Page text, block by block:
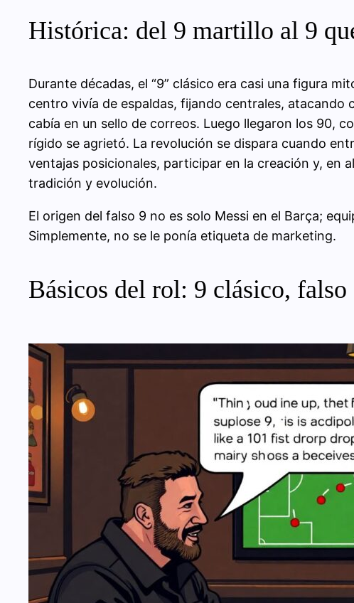
Histórica: del 9 martillo al 9
Durante décadas, el “9” clásico era casi una figura
centro vivía de espaldas, fijando centrales, atacando
cabía en un sello de correos. Luego llegaron los 90,
rígido se agrietó. La revolución se dispara cuando
ventajas posicionales, participar en la creación y, en
tradición y evolución.
El origen del falso 9 no es solo Messi en el Barça;
Simplemente, no se le ponía etiqueta de marketing.
Básicos del rol: 9 clásico,